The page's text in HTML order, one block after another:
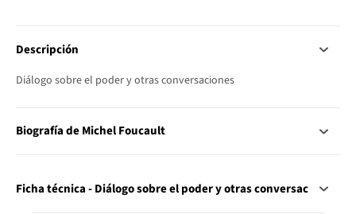
Descripción
Diálogo sobre el poder y otras conversaciones
Biografía de Michel Foucault
Ficha técnica - Diálogo sobre el poder y otras conversac